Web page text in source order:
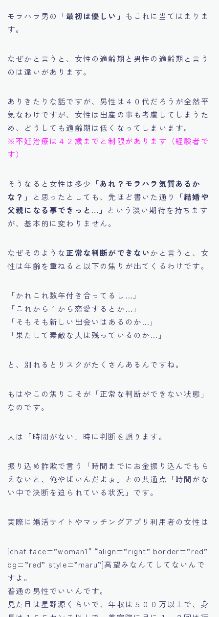
モラハラ男の 「最初は優しい」 もこれに当てはまりま
す。
なぜかと言うと、女性の適齢期と男性の適齢期と言う
のは違いがあります。
ありきたりな話ですが、男性は４０代だろうが全然平
気なわけですが、女性は出産の事も考慮してしまうた
め、どうしても適齢期は低くなってしまいます。
※不妊治療は４２歳までと制限があります（経験者で
す）
そうなると女性は多少 「あれ？モラハラ気質あるか
な？」
と思ったとしても、先ほど書いた通り
「結婚や
父親になる事できっと…」
という淡い期待を持ちます
が、基本的に変わりません。
なぜそのような正常な判断ができないかと言うと、女
性は年齢を重ねると以下の焦りが出てくるわけです。
「かれこれ数年付き合ってるし…」
「これから１から恋愛するとか…」
「そもそも新しい出会いはあるのか…」
「果たして素敵な人は残っているのか…」
と、別れるとリスクがたくさんあるんですね。
もはやこの焦りこそが「正常な判断ができない状態」
なのです。
人は「時間がない」時に判断を誤ります。
振り込め詐欺で言う「時間までにお金振り込んでもら
えないと、俺やばいんだよぉ」との共通点「時間がな
い中で決断を迫られている状況」です。
実際に婚活サイトやマッチングアプリ利用者の女性は
[chat face=”woman1″ “align=”right” border=”red”
bg=”red” style=”maru”]高望みなんてしてないんで
すよ。
普通の男性でいいんです。
見た目は星野源くらいで、年収は５００万以上で、身